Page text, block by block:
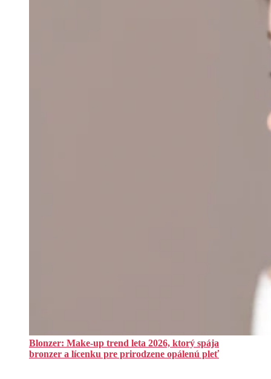
Blonzer: Make-up trend leta 2026, ktorý spája
bronzer a lícenku pre prirodzene opálenú pleť